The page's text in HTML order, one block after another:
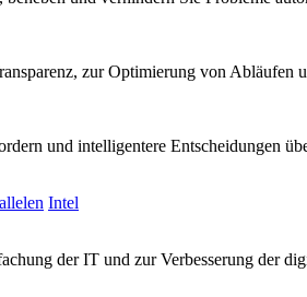
zur Optimierung von Abläufen
und intelligentere Entscheidungen
Intel
der IT und zur Verbesserung der